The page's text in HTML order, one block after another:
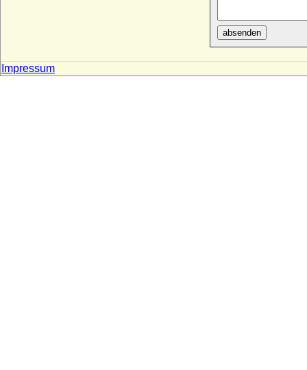
absenden
Impressum